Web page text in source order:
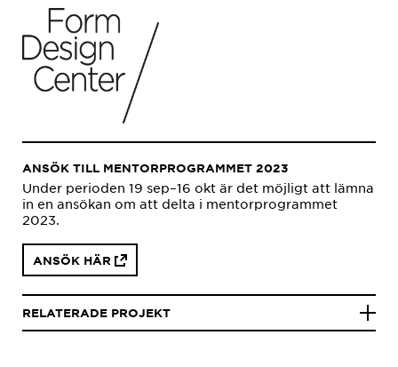
ANSÖK TILL MENTORPROGRAMMET 2023
Under perioden 19 sep–16 okt är det möjligt att lämna
in en ansökan om att delta i mentorprogrammet
2023.
ANSÖK HÄR
RELATERADE PROJEKT